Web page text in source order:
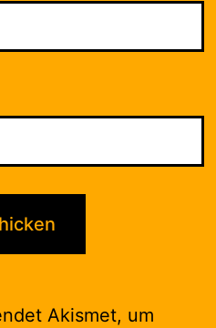
Akismet, um